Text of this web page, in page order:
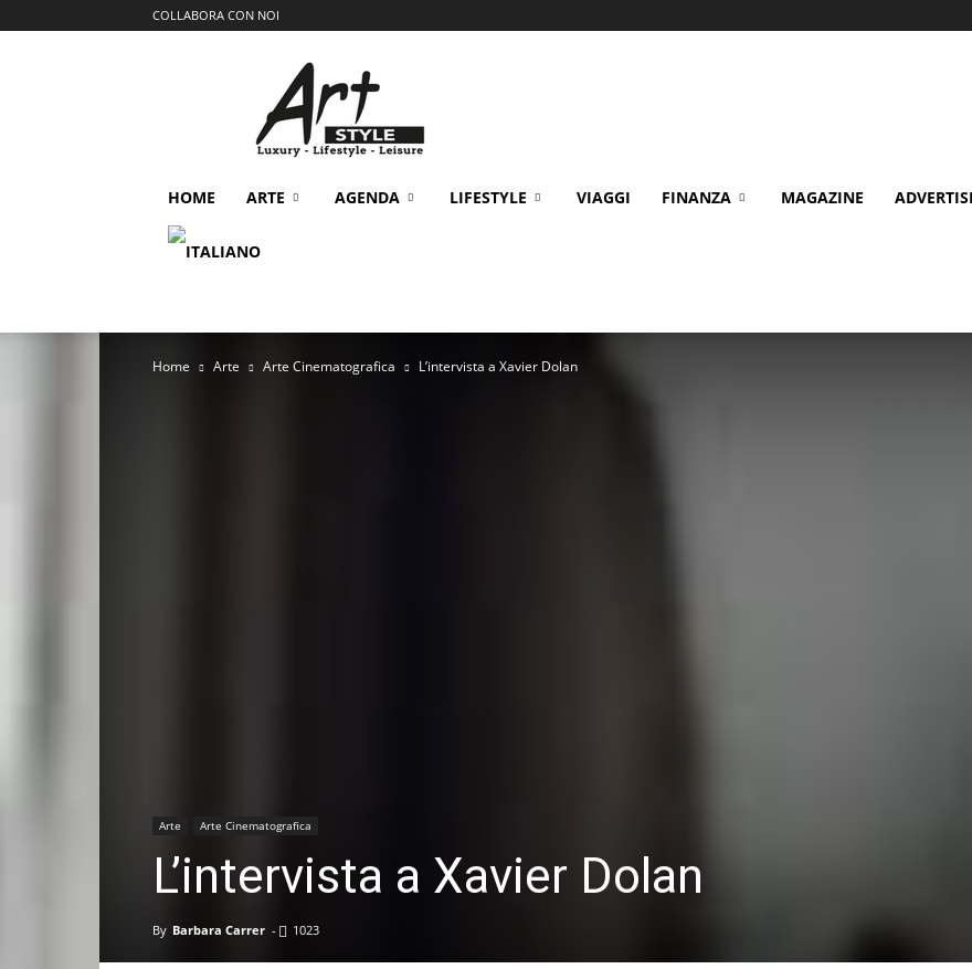
COLLABORA CON NOI
Style
Magazine
HOME ARTE AGENDA LIFESTYLE VIAGGI FINANZA MAGAZINE
Home Arte Arte Cinematografica L’intervista a Xavier Dolan
Arte Arte Cinematografica
L’intervista a Xavier Dolan
By Barbara Carrer - 1023